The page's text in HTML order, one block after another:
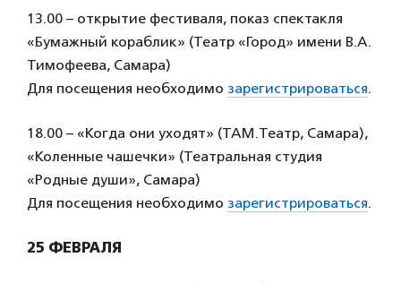
13.00 – открытие фестиваля, показ спектакля
«Бумажный кораблик» (Театр «Город» имени В.А.
Тимофеева, Самара)
Для посещения необходимо зарегистрироваться.
18.00 – «Когда они уходят» (ТАМ.Театр, Самара),
«Коленные чашечки» (Театральная студия
«Родные души», Самара)
Для посещения необходимо зарегистрироваться.
25 ФЕВРАЛЯ